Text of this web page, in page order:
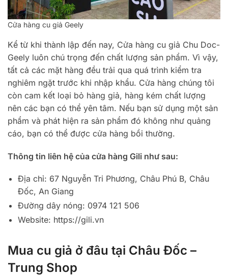
Cửa hàng cu giả Geely
Kể từ khi thành lập đến nay, Cửa hàng cu giả Chu Doc-
Geely luôn chú trọng đến chất lượng sản phẩm. Vì vậy,
tất cả các mặt hàng đều trải qua quá trình kiểm tra
nghiêm ngặt trước khi nhập khẩu. Cửa hàng chúng tôi
còn cam kết loại bỏ hàng giả, hàng kém chất lượng
nên các bạn có thể yên tâm. Nếu bạn sử dụng một sản
phẩm và phát hiện ra sản phẩm đó không như quảng
cáo, bạn có thể được cửa hàng bồi thường.
Thông tin liên hệ của cửa hàng Gili như sau:
Địa chỉ: 67 Nguyễn Tri Phương, Châu Phú B, Châu
Đốc, An Giang
Đường dây nóng: 0974 121 506
Website: https://gili.vn
Mua cu giả ở đâu tại Châu Đốc –
Trung Shop